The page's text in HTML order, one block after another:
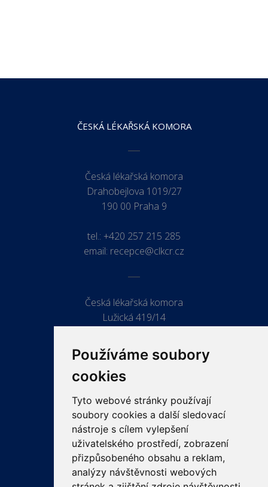
Používáme soubory
cookies
Tyto webové stránky používají
soubory cookies a další sledovací
nástroje s cílem vylepšení
uživatelského prostředí, zobrazení
přizpůsobeného obsahu a reklam,
analýzy návštěvnosti webových
ČESKÁ LÉKAŘSKÁ KOMORA
Česká lékařská komora
Drahobejlova 1019/27
190 00 Praha 9
tel.: +420 257 215 285
email: recepce@clkcr.cz
Česká lékařská komora
Lužická 419/14
ODKAZY
PRO LÉKAŘE
PRO VEŘEJNOST
VZDĚLÁVÁNÍ